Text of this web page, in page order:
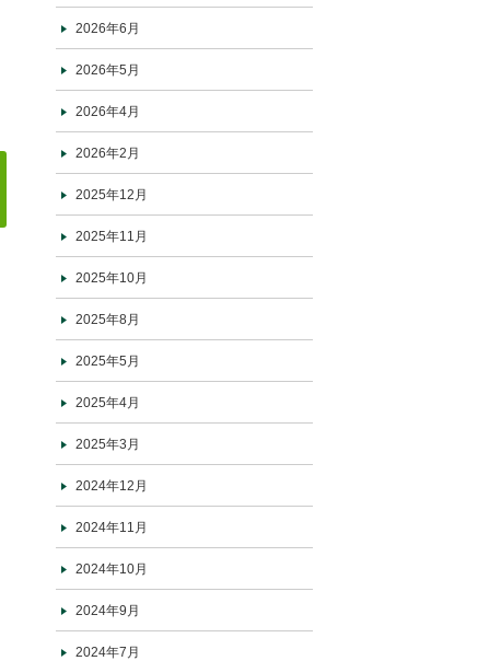
2026年6月
2026年5月
2026年4月
2026年2月
2025年12月
2025年11月
2025年10月
2025年8月
2025年5月
2025年4月
2025年3月
2024年12月
2024年11月
2024年10月
2024年9月
2024年7月